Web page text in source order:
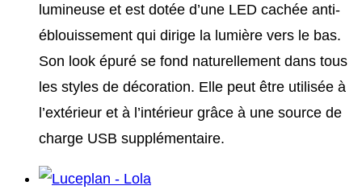
lumineuse et est dotée d’une LED cachée anti-
éblouissement qui dirige la lumière vers le bas.
Son look épuré se fond naturellement dans tous
les styles de décoration. Elle peut être utilisée à
l’extérieur et à l’intérieur grâce à une source de
charge USB supplémentaire.